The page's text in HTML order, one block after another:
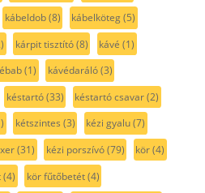
kábeldob(8) kábelköteg(5)
kárpit tisztító(8) kávé (1)
(1) kávédaráló(3)
késtartó(33) késtartó csavar(2)
kétszintes (3) kézi gyalu(7)
(31) kézi porszívó(79) kör(4)
(4) kör fűtőbetét(4)